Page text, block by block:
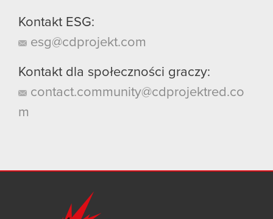
Kontakt ESG:
esg@cdprojekt.com
Kontakt dla społeczności graczy:
contact.community@cdprojektred.co
m